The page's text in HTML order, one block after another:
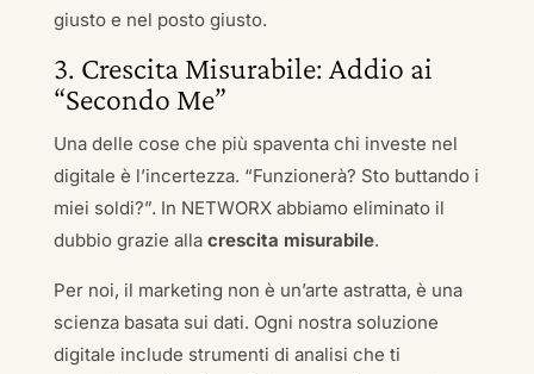
giusto e nel posto giusto.
3. Crescita Misurabile: Addio ai
“Secondo Me”
Una delle cose che più spaventa chi investe nel
digitale è l’incertezza. “Funzionerà? Sto buttando i
miei soldi?”. In NETWORX abbiamo eliminato il
dubbio grazie alla crescita misurabile.
Per noi, il marketing non è un’arte astratta, è una
scienza basata sui dati. Ogni nostra soluzione
digitale include strumenti di analisi che ti